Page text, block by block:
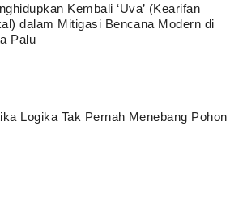
Kembali ‘Uva’ (Kearifan
dalam Mitigasi Bencana Modern di
Palu
Logika Tak Pernah Menebang Pohon